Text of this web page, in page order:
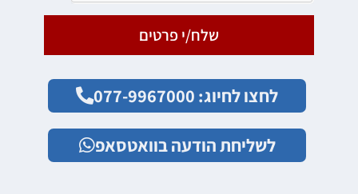
שלח/י פרטים
לחצו לחיוג: 077-9967000
לשליחת הודעה בוואטסאפ